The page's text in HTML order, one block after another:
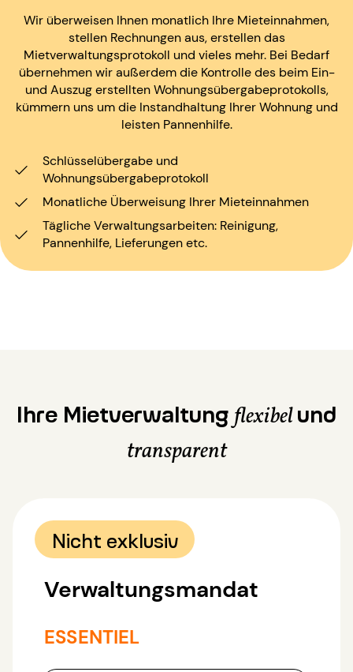
Wir überweisen Ihnen monatlich Ihre Mieteinnahmen,
stellen Rechnungen aus, erstellen das
Mietverwaltungsprotokoll und vieles mehr. Bei Bedarf
übernehmen wir außerdem die Kontrolle des beim Ein-
und Auszug erstellten Wohnungsübergabeprotokolls,
kümmern uns um die Instandhaltung Ihrer Wohnung und
leisten Pannenhilfe.
Schlüsselübergabe und
Wohnungsübergabeprotokoll
Monatliche Überweisung Ihrer Mieteinnahmen
Tägliche Verwaltungsarbeiten: Reinigung,
Pannenhilfe, Lieferungen etc.
Ihre Mietverwaltungflexibelund
transparent
Nicht exklusiv
Verwaltungsmandat
ESSENTIEL